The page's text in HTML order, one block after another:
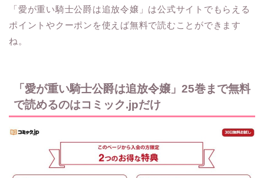
「愛が重い騎士公爵は追放令嬢」は公式サイトでもらえる
ポイントやクーポンを使えば無料で読むことができます
ね。
「愛が重い騎士公爵は追放令嬢」25巻まで無料
で読めるのはコミック.jpだけ